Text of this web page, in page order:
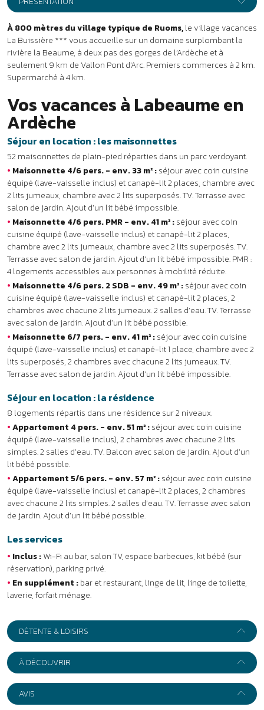
52 maisonnettes de plain-pied réparties dans un parc verdoyant.
• Maisonnette 4/6 pers. - env. 33 m² :
équipé (lave-vaisselle inclus) et canapé-lit 2 places, chambre avec
2 lits jumeaux, chambre avec 2 lits superposés. TV. Terrasse avec
salon de jardin. Ajout d’un lit bébé impossible.
• Maisonnette 4/6 pers. PMR - env. 41 m² :
cuisine équipé (lave-vaisselle inclus) et canapé-lit 2 places,
chambre avec 2 lits jumeaux, chambre avec 2 lits superposés. TV.
Terrasse avec salon de jardin. Ajout d’un lit bébé impossible. PMR :
4 logements accessibles aux personnes à mobilité réduite.
• Maisonnette 4/6 pers. 2 SDB - env. 49 m² :
cuisine équipé (lave-vaisselle inclus) et canapé-lit 2 places, 2
chambres avec chacune 2 lits jumeaux. 2 salles d’eau. TV. Terrasse
avec salon de jardin. Ajout d’un lit bébé possible.
•Maisonnette 6/7 pers. - env. 41 m² :séjour avec coin cuisine
équipé (lave-vaisselle inclus) et canapé-lit 1 place, chambre avec 2
lits superposés, 2 chambres avec chacune 2 lits jumeaux. TV.
Terrasse avec salon de jardin. Ajout d’un lit bébé impossible.
Séjour en location : la résidence
8 logements répartis dans une résidence sur 2 niveaux.
• Appartement 4 pers. - env. 51 m² :séjour avec coin cuisine
équipé (lave-vaisselle inclus), 2 chambres avec chacune 2 lits
simples. 2 salles d’eau. TV. Balcon avec salon de jardin. Ajout d’un
lit bébé possible.
•Appartement 5/6 pers. - env. 57 m² :séjour avec coin cuisine
équipé (lave-vaisselle inclus) et canapé-lit 2 places, 2 chambres
avec chacune 2 lits simples. 2 salles d’eau. TV. Terrasse avec salon
de jardin. Ajout d’un lit bébé possible.
Inclus :
Wi-Fi au bar, salon TV, espace barbecues, kit bébé (sur
réservation), parking privé.
•En supplément : bar et restaurant, linge de lit, linge de toilette,
laverie, forfait ménage.
DÉTENTE & LOISIRS
À DÉCOUVRIR
AVIS
INFOS PRATIQUES
−